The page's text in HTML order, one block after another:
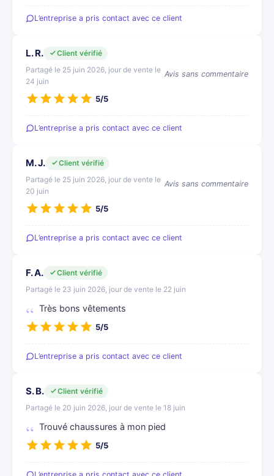
L’entreprise a pris contact avec ce client
L. R.
Client vérifié
Partagé le 25 juin 2026, jour de vente le
24 juin
Avis sans commentaire
5/5
L’entreprise a pris contact avec ce client
M. J.
Client vérifié
Partagé le 25 juin 2026, jour de vente le
20 juin
Avis sans commentaire
5/5
L’entreprise a pris contact avec ce client
F. A.
Client vérifié
Partagé le 23 juin 2026, jour de vente le 22 juin
Très bons vêtements
5/5
L’entreprise a pris contact avec ce client
S. B.
Client vérifié
Partagé le 20 juin 2026, jour de vente le 18 juin
Trouvé chaussures à mon pied
5/5